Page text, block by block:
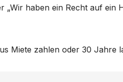
haben ein Recht auf ein
Miete zahlen oder 30 Jahre